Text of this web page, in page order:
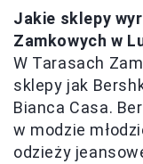
Jakie sklepy
Zamkowych w
W Tarasach
sklepy jak
Bianca Casa.
w modzie
odzieży